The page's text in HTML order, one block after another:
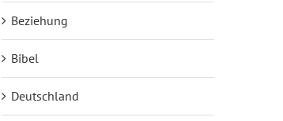
Beziehung
Bibel
Deutschland